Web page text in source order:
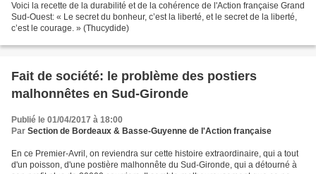
Voici la recette de la durabilité et de la cohérence de l'Action française Grand
Sud-Ouest: « Le secret du bonheur, c’est la liberté, et le secret de la liberté,
c’est le courage. » (Thucydide)
Fait de société: le problème des postiers
malhonnêtes en Sud-Gironde
Publié le 01/04/2017 à 18:00
Par Section de Bordeaux & Basse-Guyenne de l'Action française
En ce Premier-Avril, on reviendra sur cette histoire extraordinaire, qui a tout
d'un poisson, d'une postière malhonnête du Sud-Gironde, qui a détourné à